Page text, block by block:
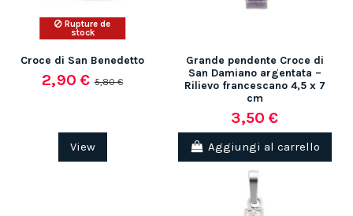
Rupture de
stock
Croce di San Benedetto
2,90 €5,80 €
View
Grande pendente Croce di
San Damiano argentata –
Rilievo francescano 4,5 x 7
cm
3,50 €
Aggiungi al carrello